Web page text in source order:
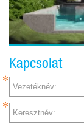
Kapcsolat
Vezetéknév:
Keresztnév: